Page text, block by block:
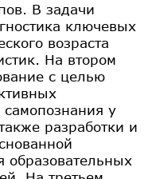
В задачи
ключевых
возраста
На втором
с целью
у
разработки и
образовательных